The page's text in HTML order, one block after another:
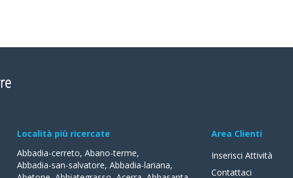
Località più ricercate
Abbadia-cerreto, Abano-terme,
Abbadia-san-salvatore, Abbadia-lariana,
Area Clienti
Inserisci Attività
Contattaci